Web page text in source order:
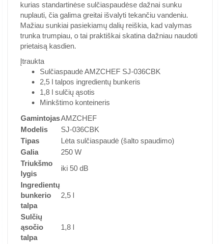
kurias standartinėse sulčiaspaudėse dažnai sunku
nuplauti, čia galima greitai išvalyti tekančiu vandeniu.
Mažiau sunkiai pasiekiamų dalių reiškia, kad valymas
trunka trumpiau, o tai praktiškai skatina dažniau naudoti
prietaisą kasdien.
Įtraukta
Sulčiaspaudė AMZCHEF SJ-036CBK
2,5 l talpos ingredientų bunkeris
1,8 l sulčių ąsotis
Minkštimo konteineris
GamintojasAMZCHEF
Modelis
SJ-036CBK
Tipas
Lėta sulčiaspaudė (šalto spaudimo)
Galia
250 W
Triukšmo
lygis
iki 50 dB
Ingredientų
bunkerio
talpa
2,5 l
Sulčių
ąsočio
talpa
1,8 l